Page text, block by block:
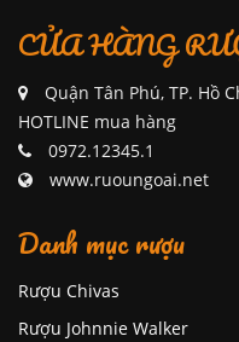
CỬA HÀNG
Quận Tân Phú, TP. Hồ
HOTLINE mua hàng
0972.12345.1
www.ruoungoai.net
Danh mục rượu
Rượu Chivas
Rượu Johnnie Walker